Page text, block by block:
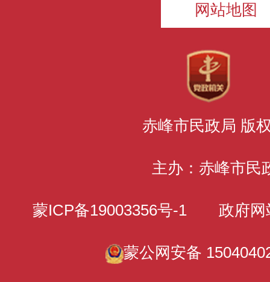
网站地图
赤峰市民政局 版
主办：赤峰市民
蒙ICP备19003356号-1 政府网
蒙公网安备